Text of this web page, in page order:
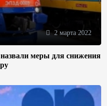
2 марта 2022
меры для снижения